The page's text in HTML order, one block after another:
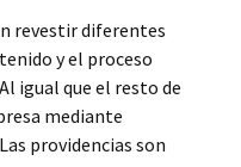
revestir diferentes
y el proceso
igual que el resto de
mediante
providencias son